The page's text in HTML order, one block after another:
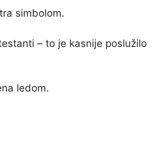
simbolom.
– to je kasnije poslužilo
ledom.